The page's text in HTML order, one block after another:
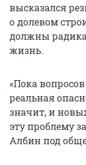
высказался
о долевом
должны
жизнь.
«Пока
реальная
значит, и
эту проблему
Албин под